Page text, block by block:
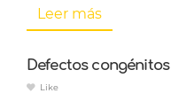
Leer más
Defectos congénitos
Like